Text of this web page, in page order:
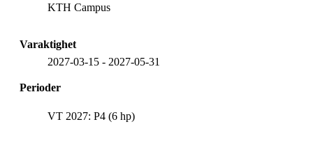
KTH Campus
Varaktighet
2027-03-15 - 2027-05-31
Perioder
VT 2027: P4 (6 hp)